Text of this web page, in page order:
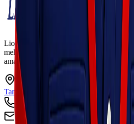
Lionel Express adalah perusahaan jasa
melayani pengiriman barang ke seluruh
aman, dan harga kompetitif.
Ruko Garden Square Blok G No.
Tangerang, Banten 15124
+62 813 8838 8182
info@lionelexpress.com